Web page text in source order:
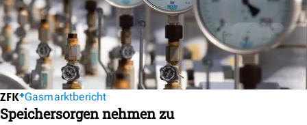
Gasmarktbericht
Speichersorgen nehmen zu